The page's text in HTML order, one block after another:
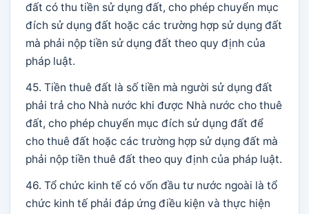
đất có thu tiền sử dụng đất, cho phép chuyển mục
đích sử dụng đất hoặc các trường hợp sử dụng đất
mà phải nộp tiền sử dụng đất theo quy định của
pháp luật.
45. Tiền thuê đất là số tiền mà người sử dụng đất
phải trả cho Nhà nước khi được Nhà nước cho thuê
đất, cho phép chuyển mục đích sử dụng đất để
cho thuê đất hoặc các trường hợp sử dụng đất mà
phải nộp tiền thuê đất theo quy định của pháp luật.
46. Tổ chức kinh tế có vốn đầu tư nước ngoài là tổ
chức kinh tế phải đáp ứng điều kiện và thực hiện